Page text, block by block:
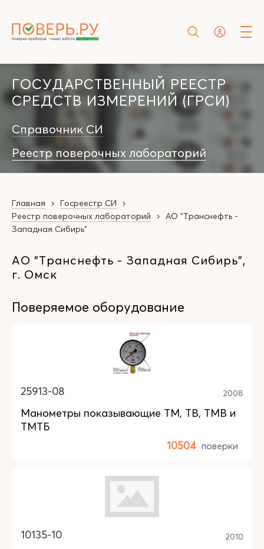
ГОСУДАРСТВЕННЫЙ РЕЕСТР
СРЕДСТВ ИЗМЕРЕНИЙ (ГРСИ)
Справочник СИ
Реестр поверочных лабораторий
Главная
Госреестр СИ
Реестр поверочных лабораторий
АО "Транснефть -
Западная Сибирь"
АО "Транснефть - Западная Сибирь",
г. Омск
Поверяемое оборудование
25913-08 2008
Манометры показывающие ТМ, ТВ, ТМВ и
ТМТБ
10504 поверки
10135-10 2010